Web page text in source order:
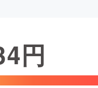
ファッション
円